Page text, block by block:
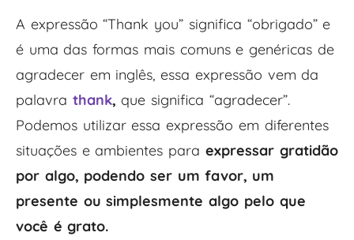
A expressão “Thank you” significa “obrigado” e
é uma das formas mais comuns e genéricas de
agradecer em inglês, essa expressão vem da
palavra thank, que significa “agradecer”.
Podemos utilizar essa expressão em diferentes
situações e ambientes para expressar gratidão
por algo, podendo ser um favor, um
presente ou simplesmente algo pelo que
você é grato.